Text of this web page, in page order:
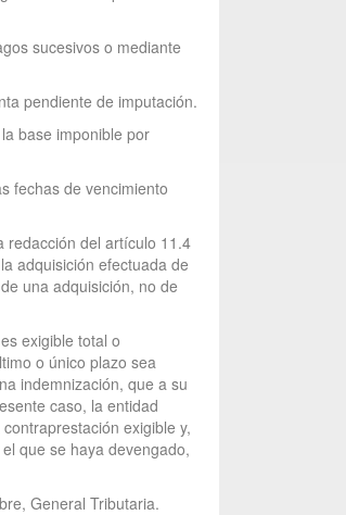
sucesivos o mediante
pendiente de imputación.
base imponible por
fechas de vencimiento
redacción del artículo 11.4
adquisición efectuada de
una adquisición, no de
exigible total o
o único plazo sea
indemnización, que a su
caso, la entidad
exigible y,
que se haya devengado,
General Tributaria.